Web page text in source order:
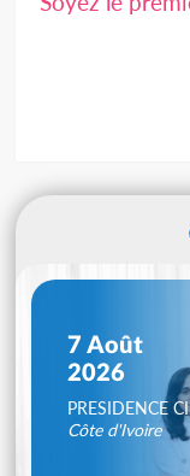
7 Août
2026
PRESIDENCE CI
Côte d'Ivoire